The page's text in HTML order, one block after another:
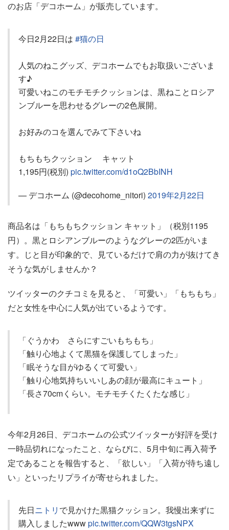
のお店「デコホーム」が販売しています。
今日2月22日は #猫の日
人気のねこグッズ、デコホームでもお取扱いございま
す♪
可愛いねこのモチモチクッションは、黒ねことロシア
ンブルーを思わせるグレーの2色展開。
お好みのコを選んでみて下さいね
もちもちクッション キャット
1,195円(税別) pic.twitter.com/d1oQ2BbINH
— デコホーム (@decohome_nitori) 2019年2月22日
商品名は「もちもちクッション キャット」（税別1195
円）。黒とロシアンブルーのようなグレーの2匹がいま
す。じと目が印象的で、見ているだけで肩の力が抜けてき
そうな気がしませんか？
ツイッターのクチコミを見ると、「可愛い」「もちもち」
だと女性を中心に人気が出ているようです。
「ぐうかわ さらにすごいもちもち」
「触り心地よくて黒猫を保護してしまった」
「眠そうな目がゆるくて可愛い」
「触り心地気持ちいいしあの顔が最高にキュート」
「長さ70cmくらい。モチモチくたくたな感じ」
今年2月26日、デコホームの公式ツイッターが好評を受け
一時品切れになったこと、ならびに、5月中旬に再入荷予
定であることを報告すると、「欲しい」「入荷が待ち遠し
い」といったリプライが寄せられました。
先日ニトリ で見かけた黒猫クッション。我慢出来ずに
購入しましたwwwpic.twitter.com/QQW3tgsNPX